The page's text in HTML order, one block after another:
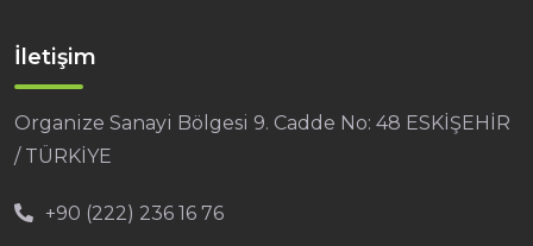
İletişim
Organize Sanayi Bölgesi 9. Cadde No: 48 ESKİŞEHİR
/ TÜRKİYE
+90 (222) 236 16 76